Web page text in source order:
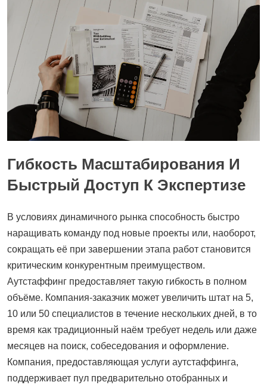
Гибкость Масштабирования И
Быстрый Доступ К Экспертизе
В условиях динамичного рынка способность быстро
наращивать команду под новые проекты или, наоборот,
сокращать её при завершении этапа работ становится
критическим конкурентным преимуществом.
Аутстаффинг предоставляет такую гибкость в полном
объёме. Компания-заказчик может увеличить штат на 5,
10 или 50 специалистов в течение нескольких дней, в то
время как традиционный наём требует недель или даже
месяцев на поиск, собеседования и оформление.
Компания, предоставляющая услуги аутстаффинга,
поддерживает пул предварительно отобранных и